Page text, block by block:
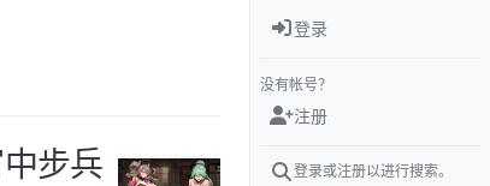
步兵
登录
没有帐号？
注册
登录或注册以进行搜索。